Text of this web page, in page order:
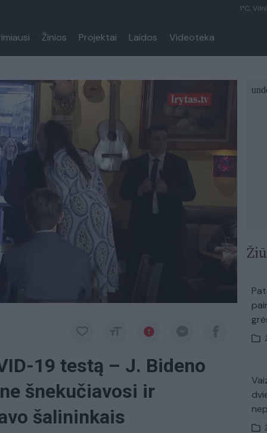
1°C,
Žinios Projektai Laidos Videoteka
19 testą – J. Bideno
šnekučiavosi ir
šalininkais